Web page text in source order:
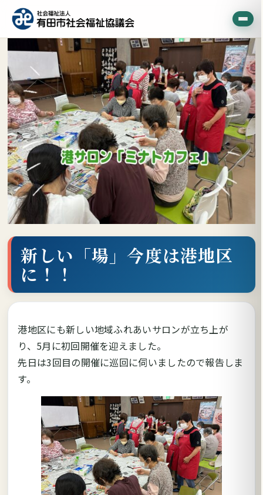
新しい「場」今度は港地区
に！！
港地区にも新しい地域ふれあいサロンが立ち上が
り、5月に初回開催を迎えました。
先日は3回目の開催に巡回に伺いましたので報告しま
す。